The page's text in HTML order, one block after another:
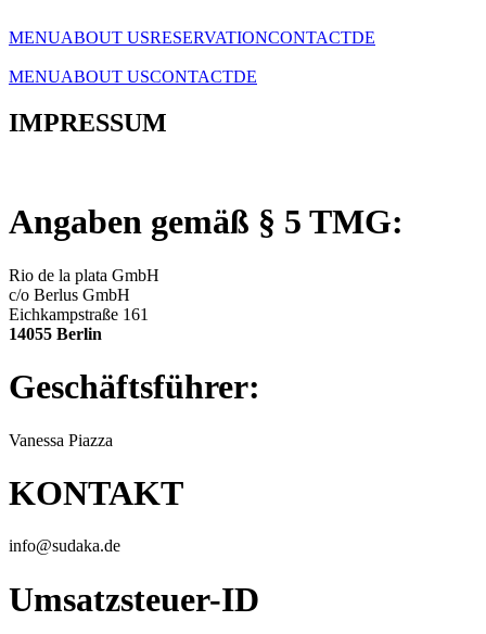
MENUABOUT USRESERVATIONCONTACTDE
MENUABOUT USCONTACTDE
IMPRESSUM
Angaben gemäß § 5 TMG:
Rio de la plata GmbH
c/o Berlus GmbH
Eichkampstraße 161
14055 Berlin
Geschäftsführer:
Vanessa Piazza
KONTAKT
info@sudaka.de
Umsatzsteuer-ID